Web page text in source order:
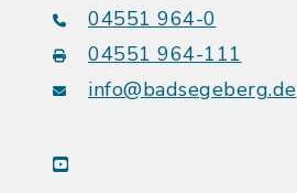
04551 964-0
04551 964-111
info@badsegeberg.de
youtube